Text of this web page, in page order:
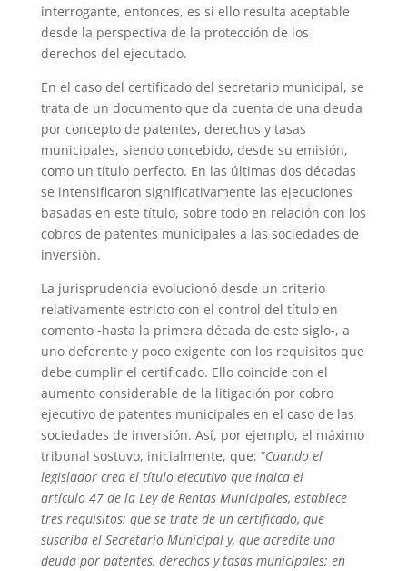
interrogante, entonces, es si ello resulta aceptable
desde la perspectiva de la protección de los
derechos del ejecutado.
En el caso del certificado del secretario municipal, se
trata de un documento que da cuenta de una deuda
por concepto de patentes, derechos y tasas
municipales, siendo concebido, desde su emisión,
como un título perfecto. En las últimas dos décadas
se intensificaron significativamente las ejecuciones
basadas en este título, sobre todo en relación con los
cobros de patentes municipales a las sociedades de
inversión.
La jurisprudencia evolucionó desde un criterio
relativamente estricto con el control del título en
comento -hasta la primera década de este siglo-, a
uno deferente y poco exigente con los requisitos que
debe cumplir el certificado. Ello coincide con el
aumento considerable de la litigación por cobro
ejecutivo de patentes municipales en el caso de las
sociedades de inversión. Así, por ejemplo, el máximo
tribunal sostuvo, inicialmente, que: “Cuando el
legislador crea el título ejecutivo que indica el
artículo 47 de la Ley de Rentas Municipales, establece
tres requisitos: que se trate de un certificado, que
suscriba el Secretario Municipal y, que acredite una
deuda por patentes, derechos y tasas municipales; en